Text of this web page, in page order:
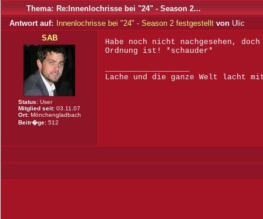
Thema: Re:Innenlochrisse bei "24" - Season 2...
Antwort auf:
Innenlochrisse bei "24" - Season 2 festgestellt von Ulic
SAB
Status: User
Mitglied seit: 03.11.07
Ort: Mönchengladbach
Beitr�ge: 512
Habe noch nicht nachgesehen,
Ordnung ist! *schauder*
Lache und die ganze Welt lacht